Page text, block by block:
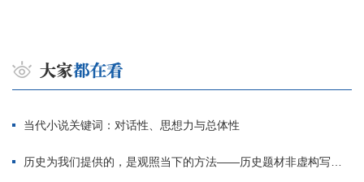
当代小说关键词：对话性、思想力与总体性
历史为我们提供的，是观照当下的方法——历史题材非虚构写作多人谈